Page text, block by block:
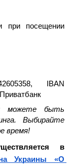
при посещении
IBAN
можете быть
Выбирайте
время!
в
Украины «О